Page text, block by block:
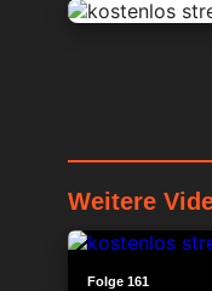
Weitere
Folge 161